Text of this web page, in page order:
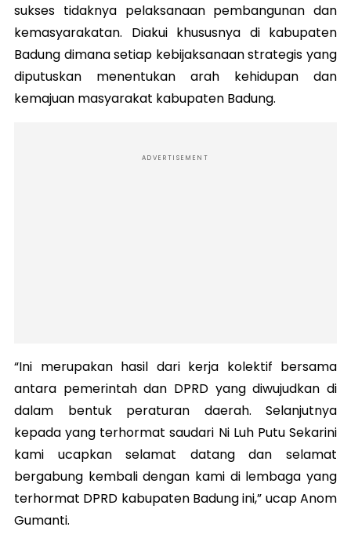
sukses tidaknya pelaksanaan pembangunan dan
kemasyarakatan. Diakui khususnya di kabupaten
Badung dimana setiap kebijaksanaan strategis yang
diputuskan menentukan arah kehidupan dan
kemajuan masyarakat kabupaten Badung.
ADVERTISEMENT
“Ini merupakan hasil dari kerja kolektif bersama
antara pemerintah dan DPRD yang diwujudkan di
dalam bentuk peraturan daerah. Selanjutnya
kepada yang terhormat saudari Ni Luh Putu Sekarini
kami ucapkan selamat datang dan selamat
bergabung kembali dengan kami di lembaga yang
terhormat DPRD kabupaten Badung ini,” ucap Anom
Gumanti.